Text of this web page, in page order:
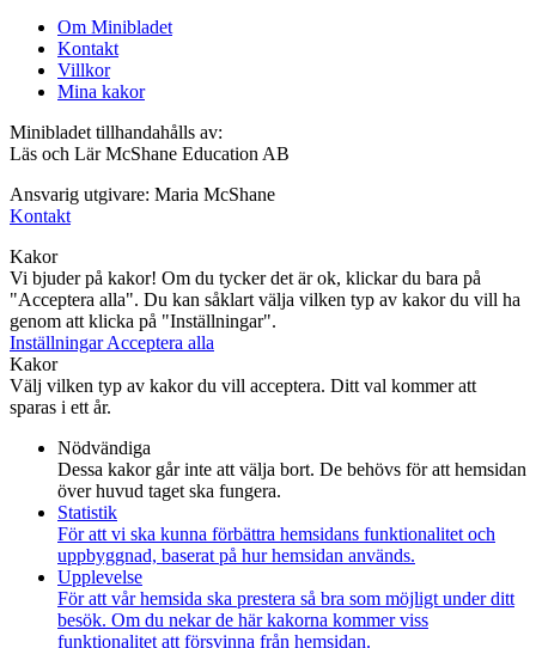
Om Minibladet
Kontakt
Villkor
Mina kakor
Minibladet tillhandahålls av:
Läs och Lär McShane Education AB
Ansvarig utgivare: Maria McShane
Kontakt
Kakor
Vi bjuder på kakor! Om du tycker det är ok, klickar du bara på
"Acceptera alla". Du kan såklart välja vilken typ av kakor du vill ha
genom att klicka på "Inställningar".
InställningarAcceptera alla
Kakor
Välj vilken typ av kakor du vill acceptera. Ditt val kommer att
sparas i ett år.
Nödvändiga
Dessa kakor går inte att välja bort. De behövs för att hemsidan
över huvud taget ska fungera.
Statistik
För att vi ska kunna förbättra hemsidans funktionalitet och
uppbyggnad, baserat på hur hemsidan används.
Upplevelse
För att vår hemsida ska prestera så bra som möjligt under ditt
besök. Om du nekar de här kakorna kommer viss
funktionalitet att försvinna från hemsidan.